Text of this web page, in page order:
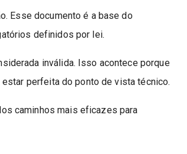
Esse documento é a base do
definidos por lei.
inválida. Isso acontece porque
perfeita do ponto de vista técnico.
caminhos mais eficazes para